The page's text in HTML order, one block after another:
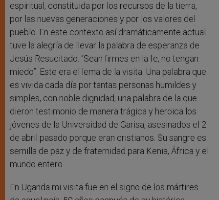
espiritual, constituida por los recursos de la tierra,
por las nuevas generaciones y por los valores del
pueblo. En este contexto así dramáticamente actual
tuve la alegría de llevar la palabra de esperanza de
Jesús Resucitado: “Sean firmes en la fe, no tengan
miedo”. Este era el lema de la visita. Una palabra que
es vivida cada día por tantas personas humildes y
simples, con noble dignidad; una palabra de la que
dieron testimonio de manera trágica y heroica los
jóvenes de la Universidad de Garisa, asesinados el 2
de abril pasado porque eran cristianos. Su sangre es
semilla de paz y de fraternidad para Kenia, África y el
mundo entero.
En Uganda mi visita fue en el signo de los mártires